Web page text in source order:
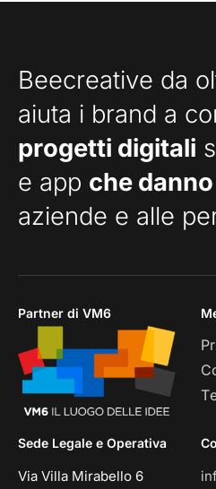
Beecreative da
aiuta i brand a
progetti digitali
e app che
aziende e alle
Partner di VM6
Sede Legale e Operativa
Via Villa Mirabello 6